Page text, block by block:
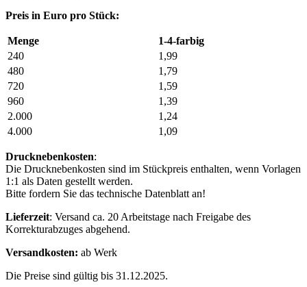
Preis in Euro pro Stück:
Menge
1-4-farbig
240
1,99
480
1,79
720
1,59
960
1,39
2.000
1,24
4.000
1,09
Drucknebenkosten:
Die Drucknebenkosten sind im Stückpreis enthalten, wenn Vorlagen
1:1 als Daten gestellt werden.
Bitte fordern Sie das technische Datenblatt an!
Lieferzeit: Versand ca. 20 Arbeitstage nach Freigabe des
Korrekturabzuges abgehend.
Versandkosten: ab Werk
Die Preise sind gültig bis 31.12.2025.